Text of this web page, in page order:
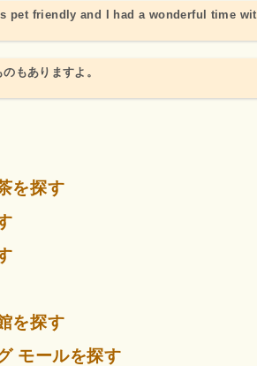
pet friendly and I had a wonderful time wit
もありますよ。
を探す
を探す
モールを探す